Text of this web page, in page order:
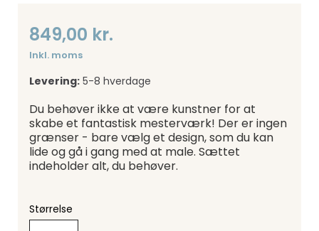
849,00 kr.
Inkl. moms
Levering: 5-8 hverdage
Du behøver ikke at være kunstner for at
skabe et fantastisk mesterværk! Der er ingen
grænser - bare vælg et design, som du kan
lide og gå i gang med at male. Sættet
indeholder alt, du behøver.
Størrelse